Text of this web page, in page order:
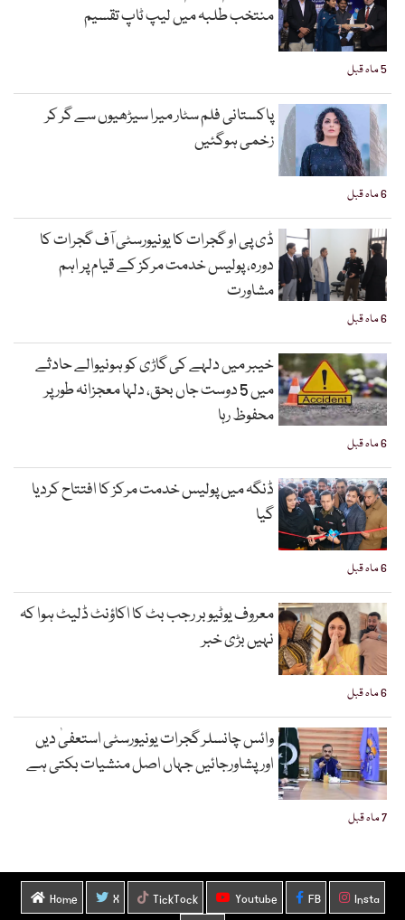
5 ماہ قبل
منتخب طلبہ میں لیپ ٹاپ تقسیم
6 ماہ قبل
پاکستانی فلم سٹار میرا سیڑھیوں سے گر کر
زخمی ہوگئیں
6 ماہ قبل
ڈی پی او گجرات کا یونیورسٹی آف گجرات کا
دورہ، پولیس خدمت مرکز کے قیام پر اہم
مشاورت
6 ماہ قبل
خیبر میں دلہے کی گاڑی کو ہونیوالے حادثے
میں 5 دوست جاں بحق، دلہا معجزانہ طور پر
محفوظ رہا
6 ماہ قبل
ڈنگہ میں پولیس خدمت مرکز کا افتتاح کردیا
گیا
6 ماہ قبل
معروف یوٹیوبر رجب بٹ کا اکاؤنٹ ڈلیٹ ہوا کہ
نہیں بڑی خبر
7 ماہ قبل
وائس چانسلر گجرات یونیورسٹی استعفیٰ دیں
اورپشاورجائیں جہاں اصل منشیات بکتی ہے
Home X TickTock Youtube FB Insta